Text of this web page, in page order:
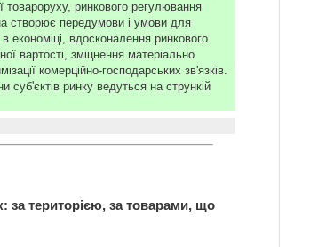
товароруху, ринкового регулювання
створює передумови і умови для
економіці, вдосконалення ринкового
вартості, зміцнення матеріально
комерційно-господарських зв'язків.
суб'єктів ринку ведуться на стрункій
за територією, за товарами, що